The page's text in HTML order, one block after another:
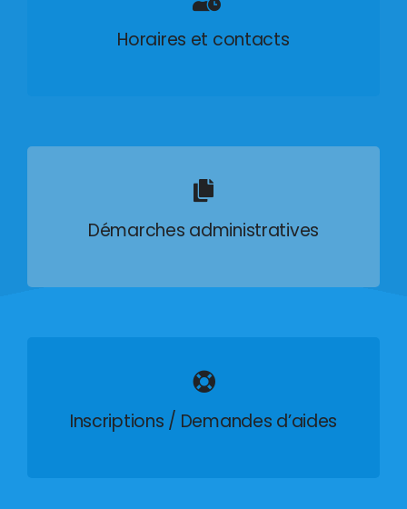
Horaires et contacts
Démarches administratives
Inscriptions / Demandes d’aides